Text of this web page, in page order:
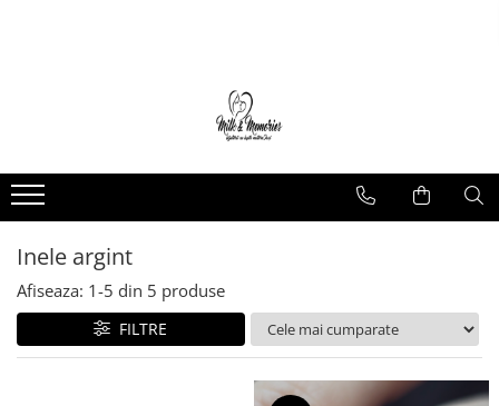
Brățări argint
Brățări șnur
Cercei
Cercei aur
Cercei argint
Inele
Inele argint
Afiseaza: 1-5 din 5 produse
FILTRE